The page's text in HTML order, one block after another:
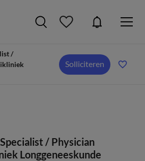
/
Solliciteren
/ Physician
Longgeneeskunde